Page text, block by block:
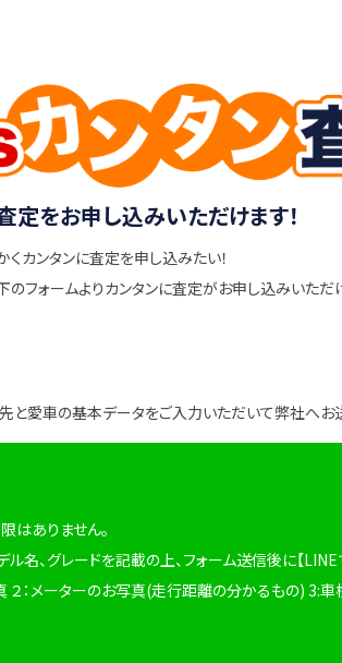
定をお申し込みいただけます！
くカンタンに査定を申し込みたい！
のフォームよりカンタンに査定がお申し込みいただ
と愛車の基本データをご入力いただいて弊社へお
はありません。
名、グレードを記載の上、フォーム送信後に【LINE
２：メーターのお写真(走行距離の分かるもの) 3:車